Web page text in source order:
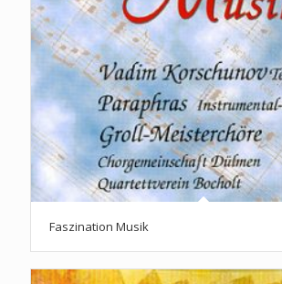
Faszination Musik